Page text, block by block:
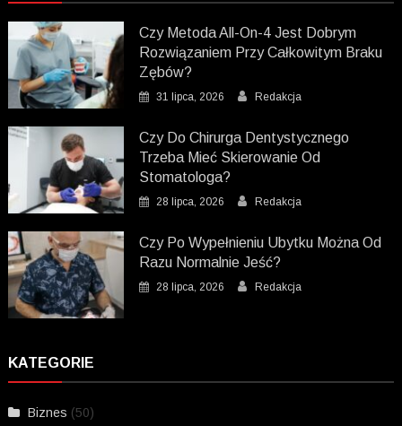
Czy Metoda All-On-4 Jest Dobrym
Rozwiązaniem Przy Całkowitym Braku
Zębów?
31 lipca, 2026 Redakcja
Czy Do Chirurga Dentystycznego
Trzeba Mieć Skierowanie Od
Stomatologa?
28 lipca, 2026 Redakcja
Czy Po Wypełnieniu Ubytku Można Od
Razu Normalnie Jeść?
28 lipca, 2026 Redakcja
KATEGORIE
Biznes (50)